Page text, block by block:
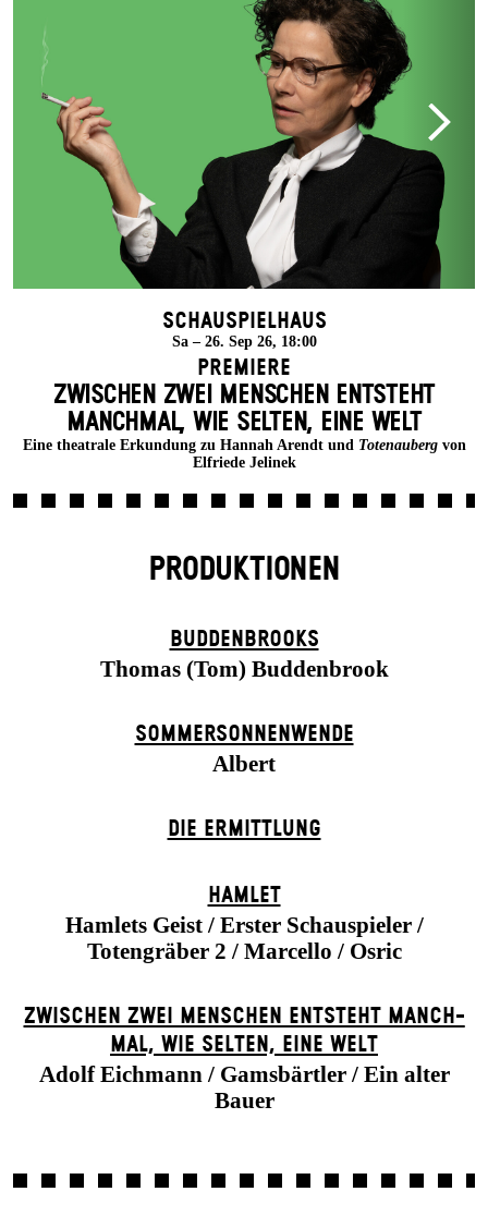
Schauspielhaus
Sa – 26. Sep 26, 18:00
Premiere
ZWISCHEN ZWEI MENSCHEN ENT­STEHT
MANCH­MAL, WIE SELTEN, EINE WELT
Eine theatrale Erkundung zu Hannah Arendt und Totenaubergvon
Elfriede Jelinek
PRODUKTIONEN
BUDDENBROOKS
Thomas (Tom) Buddenbrook
SOMMER­SONNEN­WENDE
Albert
DIE ERMITTLUNG
HAMLET
Hamlets Geist / Erster Schauspieler /
Totengräber 2 / Marcello / Osric
ZWISCHEN ZWEI MENSCHEN ENT­STEHT MANCH­
MAL, WIE SELTEN, EINE WELT
Adolf Eichmann / Gamsbärtler / Ein alter
Bauer